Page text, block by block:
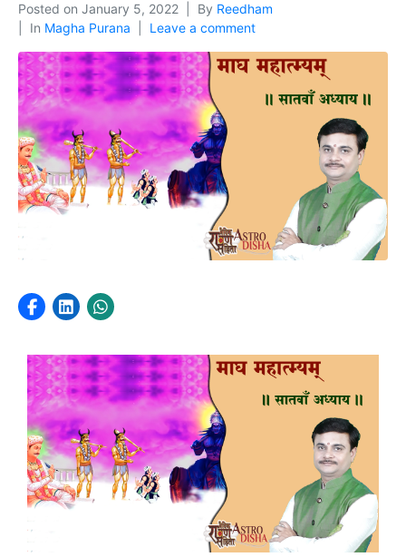
Posted on January 5, 2022 By Reedham
In Magha Purana Leave a comment